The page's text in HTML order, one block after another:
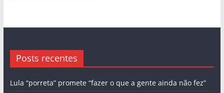
Posts recentes
Lula “porreta” promete “fazer o que a gente ainda não fez”